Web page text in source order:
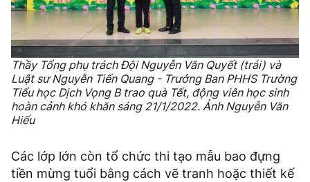
Thầy Tổng phụ trách Đội Nguyễn Văn Quyết (trái) và
Luật sư Nguyễn Tiến Quang - Trưởng Ban PHHS Trường
Tiểu học Dịch Vọng B trao quà Tết, động viên học sinh
hoàn cảnh khó khăn sáng 21/1/2022. Ảnh Nguyễn Văn
Hiếu
Các lớp lớn còn tổ chức thi tạo mẫu bao đựng
tiền mừng tuổi bằng cách vẽ tranh hoặc thiết kế